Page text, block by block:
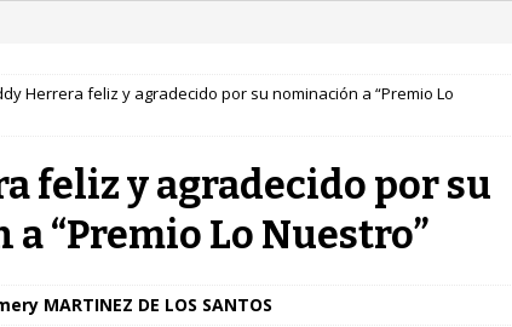
Herrera feliz y agradecido por su nominación a “Premio Lo
feliz y agradecido por su
“Premio Lo Nuestro”
MARTINEZ DE LOS SANTOS